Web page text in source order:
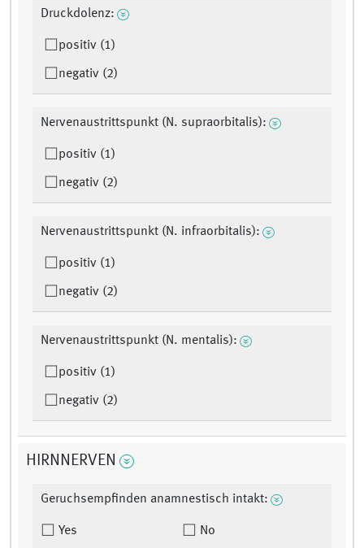
Druckdolenz:
positiv (1)
negativ (2)
Nervenaustrittspunkt (N. supraorbitalis):
positiv (1)
negativ (2)
Nervenaustrittspunkt (N. infraorbitalis):
positiv (1)
negativ (2)
Nervenaustrittspunkt (N. mentalis):
positiv (1)
negativ (2)
HIRNNERVEN
Geruchsempfinden anamnestisch intakt:
Yes No